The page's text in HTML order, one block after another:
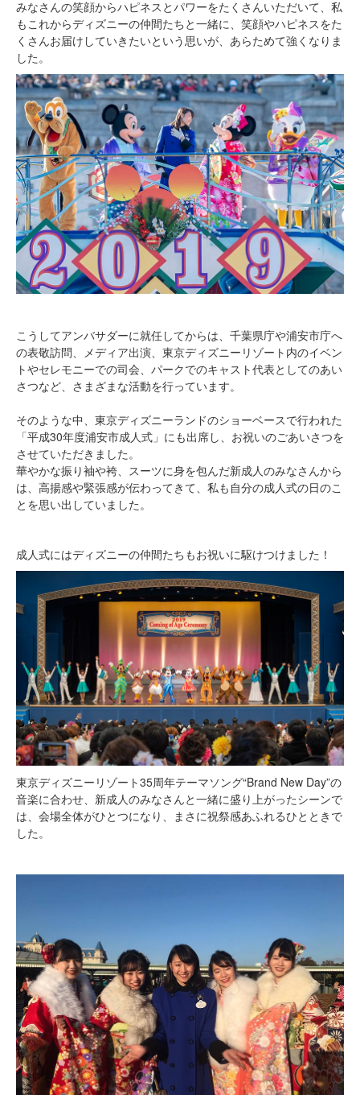
みなさんの笑顔からハピネスとパワーをたくさんいただいて、私
もこれからディズニーの仲間たちと一緒に、笑顔やハピネスをた
くさんお届けしていきたいという思いが、あらためて強くなりま
した。
こうしてアンバサダーに就任してからは、千葉県庁や浦安市庁へ
の表敬訪問、メディア出演、東京ディズニーリゾート内のイベン
トやセレモニーでの司会、パークでのキャスト代表としてのあい
さつなど、さまざまな活動を行っています。
そのような中、東京ディズニーランドのショーベースで行われた
「平成30年度浦安市成人式」にも出席し、お祝いのごあいさつを
させていただきました。
華やかな振り袖や袴、スーツに身を包んだ新成人のみなさんから
は、高揚感や緊張感が伝わってきて、私も自分の成人式の日のこ
とを思い出していました。
成人式にはディズニーの仲間たちもお祝いに駆けつけました！
東京ディズニーリゾート35周年テーマソング“Brand New Day”の
音楽に合わせ、新成人のみなさんと一緒に盛り上がったシーンで
は、会場全体がひとつになり、まさに祝祭感あふれるひとときで
した。